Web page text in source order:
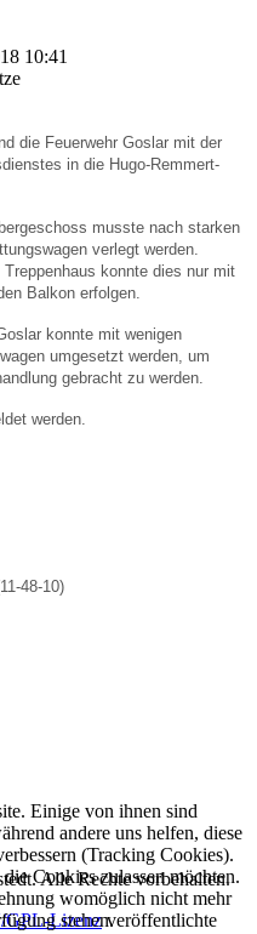
10:41
die Feuerwehr Goslar mit der
in die Hugo-Remmert-
musste nach starken
verlegt werden.
konnte dies nur mit
Balkon erfolgen.
konnte mit wenigen
umgesetzt werden, um
gebracht zu werden.
werden.
48-10)
Alle Rechte vorbehalten.
GPL-Lizenzveröffentlichte
Einige von ihnen sind
andere uns helfen, diese
(Tracking Cookies).
Cookies zulassen möchten.
womöglich nicht mehr
stehen.